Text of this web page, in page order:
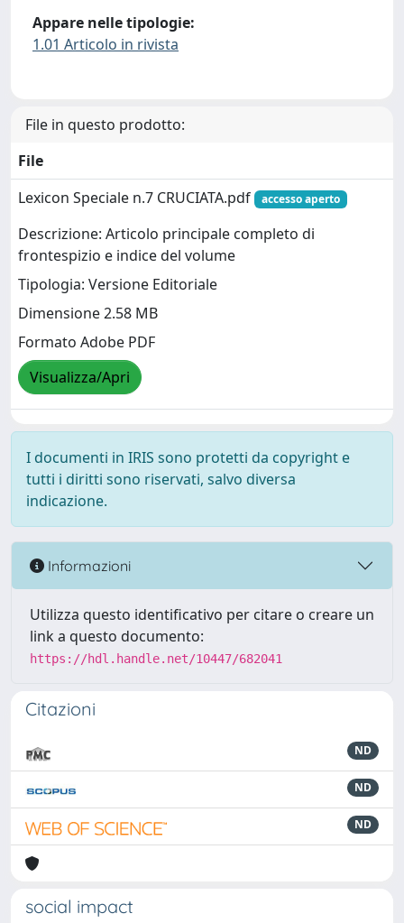
Appare nelle tipologie:
1.01 Articolo in rivista
File in questo prodotto:
File
Lexicon Speciale n.7 CRUCIATA.pdf
accesso aperto
Descrizione: Articolo principale completo di
frontespizio e indice del volume
Tipologia: Versione Editoriale
Dimensione 2.58 MB
Formato Adobe PDF
Visualizza/Apri
I documenti in IRIS sono protetti da copyright e
tutti i diritti sono riservati, salvo diversa
indicazione.
Informazioni
Utilizza questo identificativo per citare o creare un
link a questo documento:
https://hdl.handle.net/10447/682041
Citazioni
ND
ND
ND
social impact